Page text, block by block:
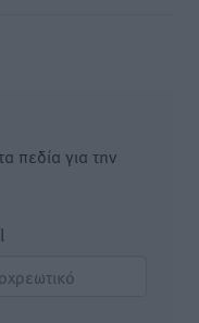
πεδία για την